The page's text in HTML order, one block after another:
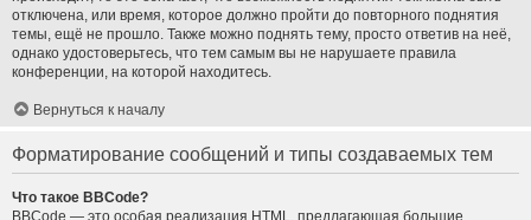
отключена, или время, которое должно пройти до повторного поднятия
темы, ещё не прошло. Также можно поднять тему, просто ответив на неё,
однако удостоверьтесь, что тем самым вы не нарушаете правила
конференции, на которой находитесь.
Вернуться к началу
Форматирование сообщений и типы создаваемых тем
Что такое BBCode?
BBCode — это особая реализация HTML, предлагающая большие